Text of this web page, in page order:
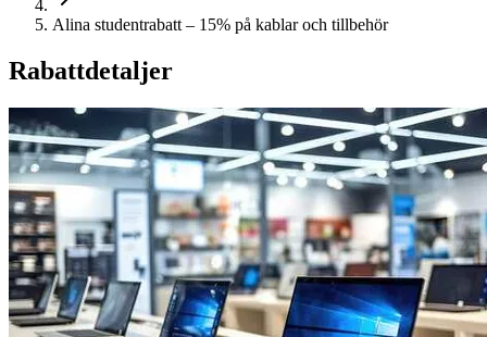
Alina studentrabatt – 15% på kablar och tillbehör
Rabattdetaljer